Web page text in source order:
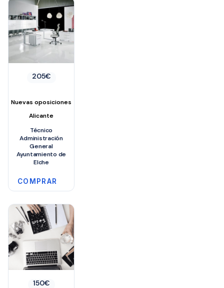
205€
Nuevas oposiciones
Alicante
Técnico
Administración
General
Ayuntamiento de
Elche
COMPRAR
150€